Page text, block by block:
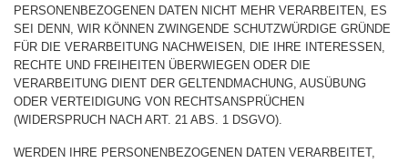
PERSONENBEZOGENEN DATEN NICHT MEHR VERARBEITEN, ES
SEI DENN, WIR KÖNNEN ZWINGENDE SCHUTZWÜRDIGE GRÜNDE
FÜR DIE VERARBEITUNG NACHWEISEN, DIE IHRE INTERESSEN,
RECHTE UND FREIHEITEN ÜBERWIEGEN ODER DIE
VERARBEITUNG DIENT DER GELTENDMACHUNG, AUSÜBUNG
ODER VERTEIDIGUNG VON RECHTSANSPRÜCHEN
(WIDERSPRUCH NACH ART. 21 ABS. 1 DSGVO).
WERDEN IHRE PERSONENBEZOGENEN DATEN VERARBEITET,